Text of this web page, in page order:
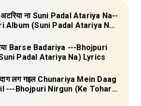
ना Suni Padal Atariya Na--
Album (Suni Padal Atariya Na)
Barse Badariya ---Bhojpuri
Padal Atariya Na) Lyrics
दाग लग गइल Chunariya Mein Daag
---Bhojpuri Nirgun (Ke Tohara